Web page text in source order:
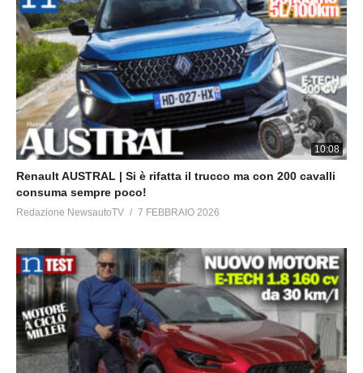
10:08
Renault AUSTRAL | Si è rifatta il trucco ma con 200 cavalli
consuma sempre poco!
Redazione NewsautoTV 7 FEBBRAIO 2026